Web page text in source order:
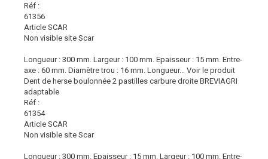
Réf :
61356
Article SCAR
Non visible site Scar
Longueur : 300 mm. Largeur : 100 mm. Epaisseur : 15 mm. Entre-
axe : 60 mm. Diamètre trou : 16 mm. Longueur...
Voir le produit
Dent de herse boulonnée 2 pastilles carbure droite BREVIAGRI
adaptable
Réf :
61354
Article SCAR
Non visible site Scar
Longueur : 300 mm. Epaisseur : 15 mm. Largeur : 100 mm. Entre-